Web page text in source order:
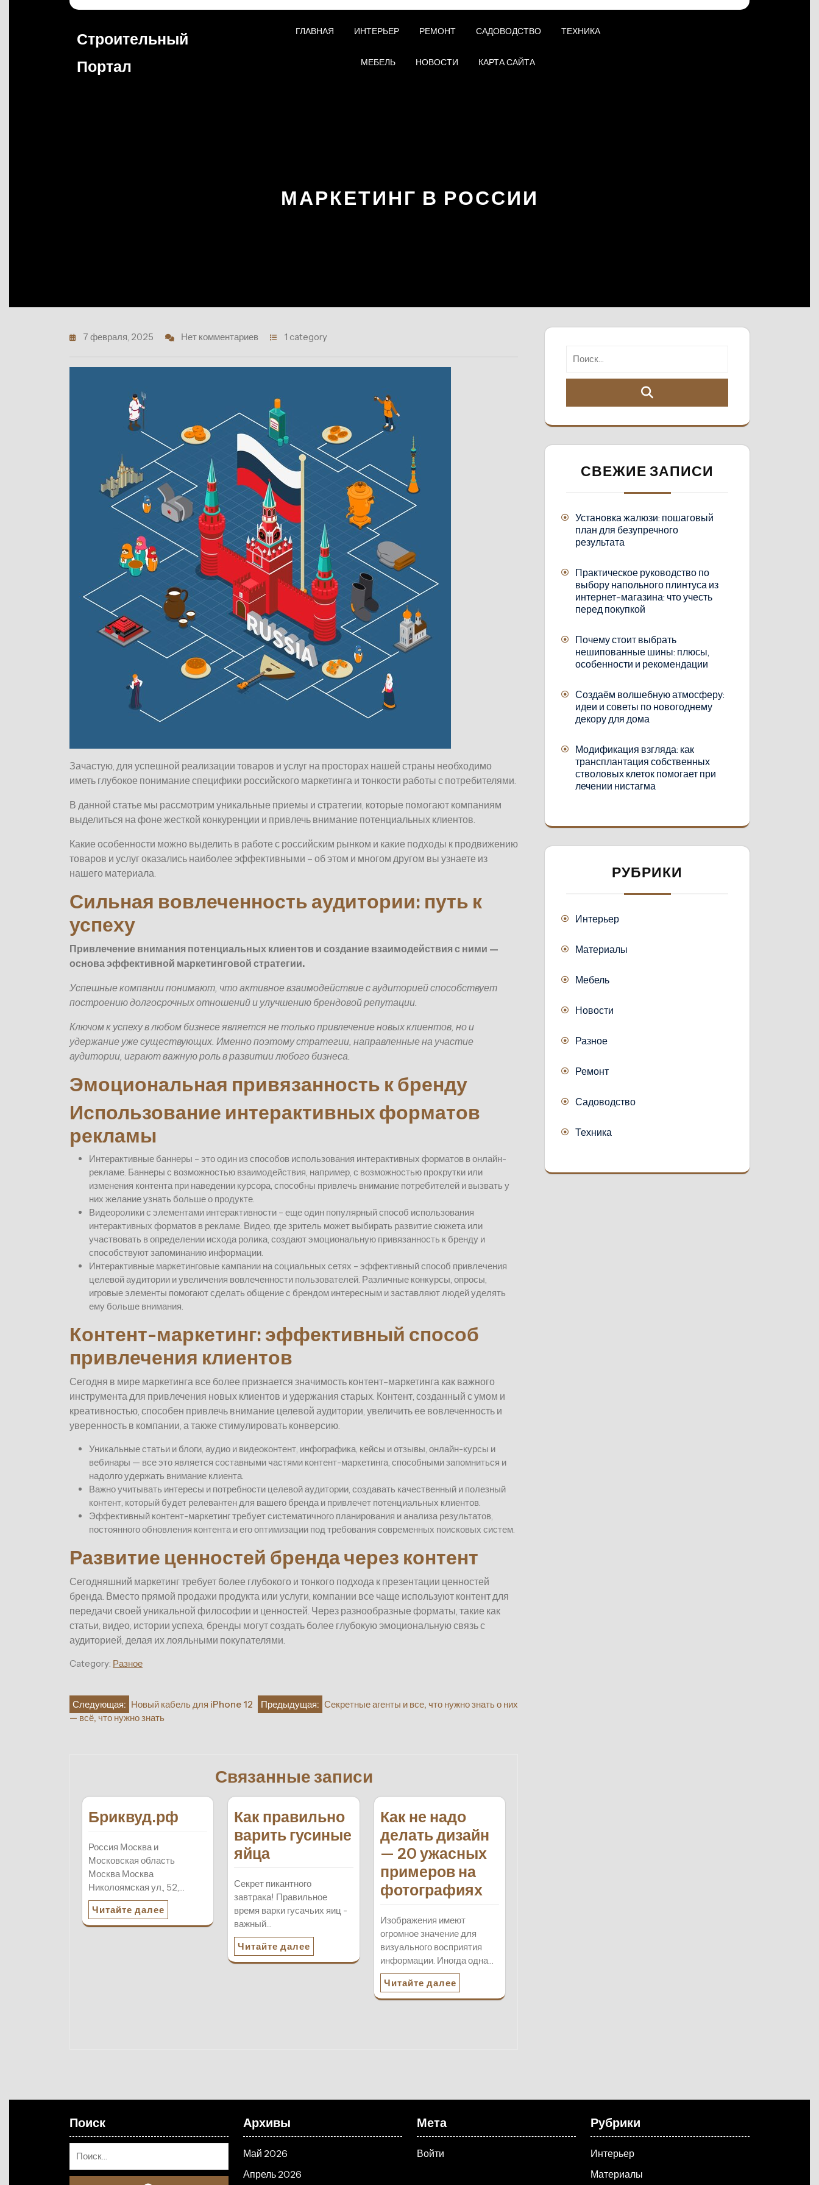
Строительный
Портал
ГЛАВНАЯ ИНТЕРЬЕР РЕМОНТ САДОВОДСТВО ТЕХНИКА
МЕБЕЛЬ НОВОСТИ КАРТА САЙТА
МАРКЕТИНГ В РОССИИ
7 февраля, 2025 Нет комментариев 1 category
Зачастую, для успешной реализации товаров и услуг на просторах нашей страны необходимо
иметь глубокое понимание специфики российского маркетинга и тонкости работы с потребителями.
В данной статье мы рассмотрим уникальные приемы и стратегии, которые помогают компаниям
выделиться на фоне жесткой конкуренции и привлечь внимание потенциальных клиентов.
Какие особенности можно выделить в работе с российским рынком и какие подходы к продвижению
товаров и услуг оказались наиболее эффективными – об этом и многом другом вы узнаете из
нашего материала.
Сильная вовлеченность аудитории: путь к
успеху
Привлечение внимания потенциальных клиентов и создание взаимодействия с ними —
основа эффективной маркетинговой стратегии.
Успешные компании понимают, что активное взаимодействие с аудиторией способствует
построению долгосрочных отношений и улучшению брендовой репутации.
Ключом к успеху в любом бизнесе является не только привлечение новых клиентов, но и
удержание уже существующих. Именно поэтому стратегии, направленные на участие
аудитории, играют важную роль в развитии любого бизнеса.
Эмоциональная привязанность к бренду
Использование интерактивных форматов
рекламы
Интерактивные баннеры – это один из способов использования интерактивных форматов в онлайн-
рекламе. Баннеры с возможностью взаимодействия, например, с возможностью прокрутки или
изменения контента при наведении курсора, способны привлечь внимание потребителей и вызвать у
них желание узнать больше о продукте.
Видеоролики с элементами интерактивности – еще один популярный способ использования
интерактивных форматов в рекламе. Видео, где зритель может выбирать развитие сюжета или
участвовать в определении исхода ролика, создают эмоциональную привязанность к бренду и
способствуют запоминанию информации.
Интерактивные маркетинговые кампании на социальных сетях – эффективный способ привлечения
целевой аудитории и увеличения вовлеченности пользователей. Различные конкурсы, опросы,
игровые элементы помогают сделать общение с брендом интересным и заставляют людей уделять
ему больше внимания.
Контент-маркетинг: эффективный способ
привлечения клиентов
Сегодня в мире маркетинга все более признается значимость контент-маркетинга как важного
инструмента для привлечения новых клиентов и удержания старых. Контент, созданный с умом и
креативностью, способен привлечь внимание целевой аудитории, увеличить ее вовлеченность и
уверенность в компании, а также стимулировать конверсию.
Уникальные статьи и блоги, аудио и видеоконтент, инфографика, кейсы и отзывы, онлайн-курсы и
вебинары — все это является составными частями контент-маркетинга, способными запомниться и
надолго удержать внимание клиента.
Важно учитывать интересы и потребности целевой аудитории, создавать качественный и полезный
контент, который будет релевантен для вашего бренда и привлечет потенциальных клиентов.
Эффективный контент-маркетинг требует систематичного планирования и анализа результатов,
постоянного обновления контента и его оптимизации под требования современных поисковых систем.
Развитие ценностей бренда через контент
Сегодняшний маркетинг требует более глубокого и тонкого подхода к презентации ценностей
бренда. Вместо прямой продажи продукта или услуги, компании все чаще используют контент для
передачи своей уникальной философии и ценностей. Через разнообразные форматы, такие как
статьи, видео, истории успеха, бренды могут создать более глубокую эмоциональную связь с
аудиторией, делая их лояльными покупателями.
Category: Разное
Навигация
Предыдущая: Секретные агенты и все, что нужно знать о них
Следующая: Новый кабель для iPhone 12
— всё, что нужно знать
Связанные записи
Бриквуд.рф
Россия Москва и
Московская область
Москва Москва
Николоямская ул., 52,…
Читайте далее
Как правильно
варить гусиные
яйца
Секрет пикантного
завтрака! Правильное
время варки гусачьих яиц -
важный…
Читайте далее
Как не надо
делать дизайн
— 20 ужасных
примеров на
фотографиях
Изображения имеют
огромное значение для
визуального восприятия
информации. Иногда одна…
Читайте далее
СВЕЖИЕ ЗАПИСИ
Установка жалюзи: пошаговый
план для безупречного
результата
Практическое руководство по
выбору напольного плинтуса из
интернет-магазина: что учесть
перед покупкой
Почему стоит выбрать
нешипованные шины: плюсы,
особенности и рекомендации
Создаём волшебную атмосферу:
идеи и советы по новогоднему
декору для дома
Модификация взгляда: как
трансплантация собственных
стволовых клеток помогает при
лечении нистагма
РУБРИКИ
Интерьер
Материалы
Мебель
Новости
Разное
Ремонт
Садоводство
Техника
Поиск Архивы
Май 2026
Апрель 2026
Мета
Войти
Рубрики
Интерьер
Материалы